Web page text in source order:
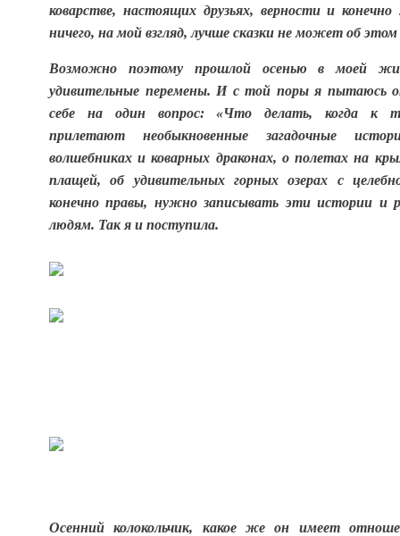
коварстве, настоящих друзьях, верности и
ничего, на мой взгляд, лучше сказки не может об этом
Возможно поэтому прошлой осенью в моей
удивительные перемены. И с той поры я пытаюсь
себе на один вопрос: «Что делать, когда к
прилетают необыкновенные загадочные
волшебниках и коварных драконах, о полетах на
плащей, об удивительных горных озерах с
конечно правы, нужно записывать эти истории и
людям. Так я и поступила.
Осенний колокольчик, какое же он имеет